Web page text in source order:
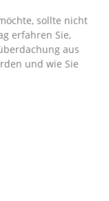
sollte nicht
erfahren Sie,
aus
und wie Sie